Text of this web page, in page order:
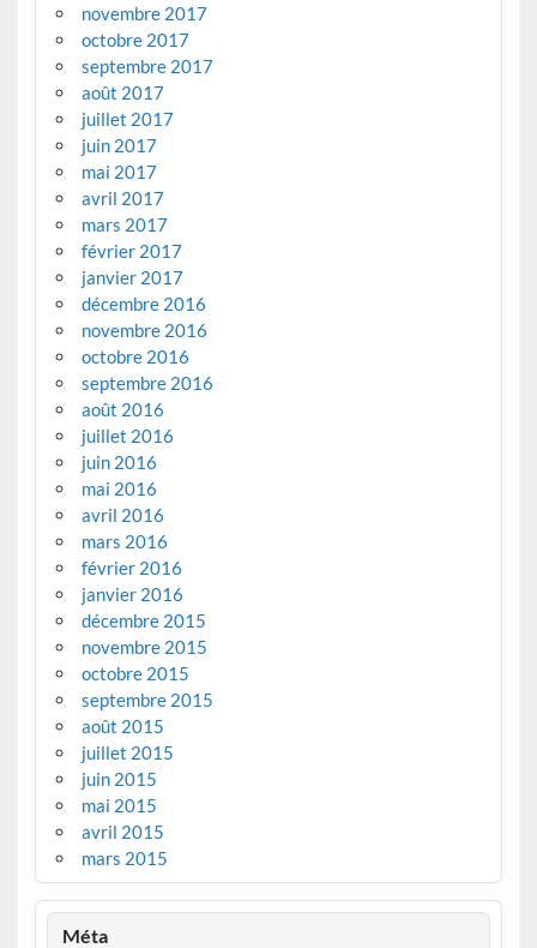
novembre 2017
octobre 2017
septembre 2017
août 2017
juillet 2017
juin 2017
mai 2017
avril 2017
mars 2017
février 2017
janvier 2017
décembre 2016
novembre 2016
octobre 2016
septembre 2016
août 2016
juillet 2016
juin 2016
mai 2016
avril 2016
mars 2016
février 2016
janvier 2016
décembre 2015
novembre 2015
octobre 2015
septembre 2015
août 2015
juillet 2015
juin 2015
mai 2015
avril 2015
mars 2015
Méta